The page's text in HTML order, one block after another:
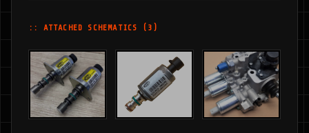
:: ATTACHED SCHEMATICS (3)